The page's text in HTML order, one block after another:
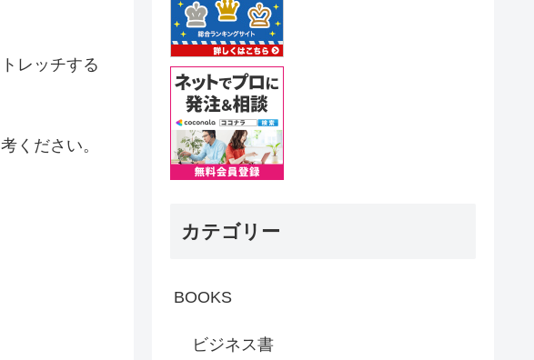
レッチする
ください。
カテゴリー
BOOKS
ビジネス書